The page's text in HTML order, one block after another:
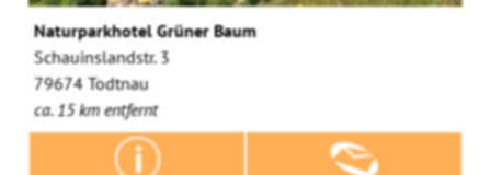
Naturparkhotel Grüner Baum
Schauinslandstr. 3
79674 Todtnau
ca. 15 km entfernt